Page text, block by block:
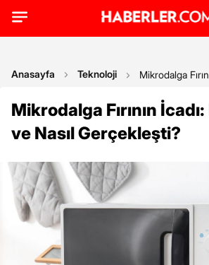
Anasayfa Teknoloji Mikrodalga
Mikrodalga Fırının
ve Nasıl Gerçekleşti?